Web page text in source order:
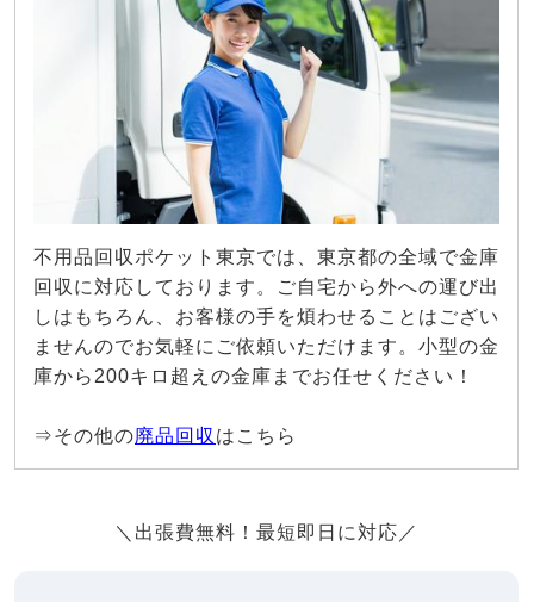
不用品回収ポケット東京では、東京都の全域で金庫
回収に対応しております。ご自宅から外への運び出
しはもちろん、お客様の手を煩わせることはござい
ませんのでお気軽にご依頼いただけます。小型の金
庫から200キロ超えの金庫までお任せください！
⇒その他の廃品回収 はこちら
＼出張費無料！最短即日に対応／